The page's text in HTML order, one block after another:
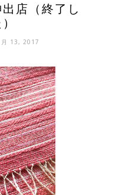
店（終了し
13, 2017